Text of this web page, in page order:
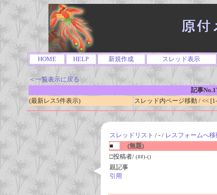
HOME HELP 新規作成 スレッド表示
＜一覧表示に戻る
記事
(最新レス5件表示)
スレッド内ページ移動 / <<
スレッドリスト / - / レスフォームへ移
■
(無題)
□投稿者/ (##)-()
親記事
引用